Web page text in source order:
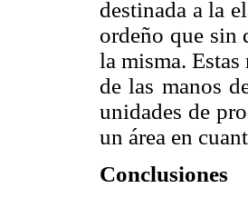
destinada a la
ordeño que sin
la misma.
de las manos
unidades de
un área en
Conclusiones